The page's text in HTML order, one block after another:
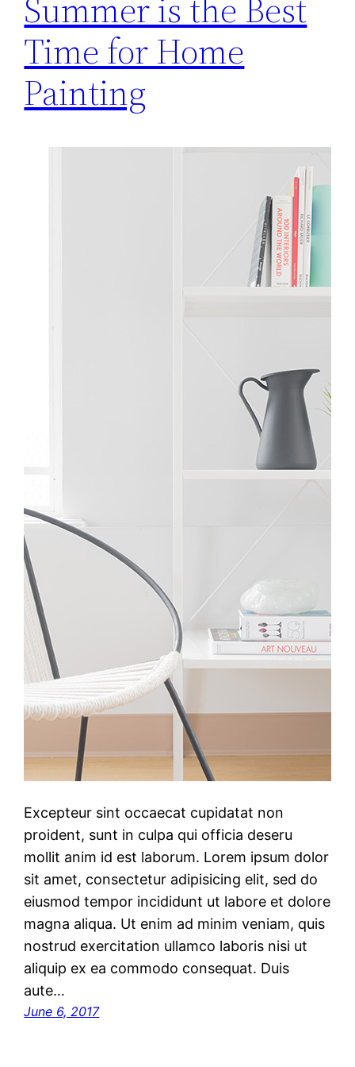
Summer is the Best
Time for Home
Painting
Excepteur sint occaecat cupidatat non
proident, sunt in culpa qui officia deseru
mollit anim id est laborum. Lorem ipsum dolor
sit amet, consectetur adipisicing elit, sed do
eiusmod tempor incididunt ut labore et dolore
magna aliqua. Ut enim ad minim veniam, quis
nostrud exercitation ullamco laboris nisi ut
aliquip ex ea commodo consequat. Duis
aute…
June 6, 2017